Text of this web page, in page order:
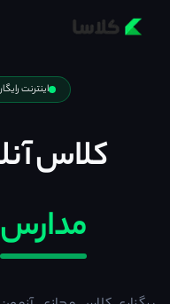
اینترنت
کلاس
مدارس